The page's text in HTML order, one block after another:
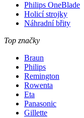
Philips OneBlade
Holicí strojky
Náhradní břity
Top značky
Braun
Philips
Remington
Rowenta
Eta
Panasonic
Gillette